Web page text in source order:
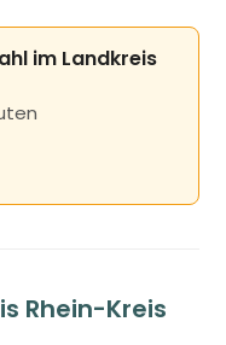
im Landkreis
Rhein-Kreis